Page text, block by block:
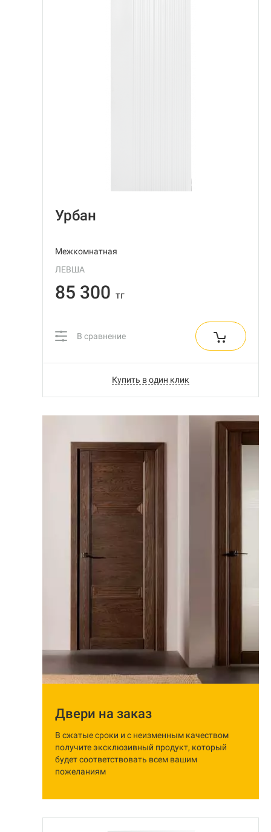
Урбан
Межкомнатная
ЛЕВША
85 300 тг
В сравнение
Купить в один клик
Двери на заказ
В сжатые сроки и с неизменным качеством
получите эксклюзивный продукт, который
будет соответствовать всем вашим
пожеланиям